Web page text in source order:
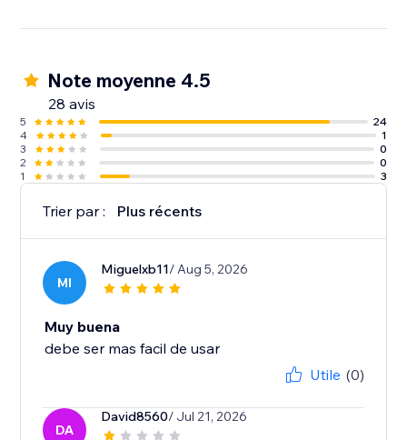
Note moyenne 4.5
28 avis
5
24
4
1
3
0
2
0
1
3
Trier par : Plus récents
MI
Miguelxb11/ Aug 5, 2026
Muy buena
debe ser mas facil de usar
Utile (0)
DA
David8560/ Jul 21, 2026